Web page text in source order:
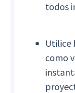
todos
Utilice
como